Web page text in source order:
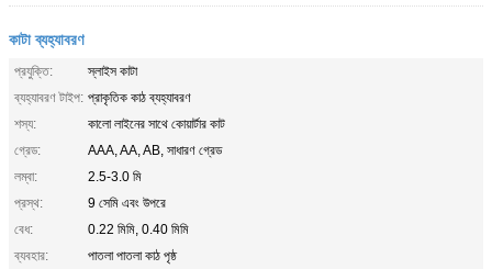
কাটা ব্যহ্যাবরণ
প্রযুক্তি:
স্লাইস কাটা
ব্যহ্যাবরণ টাইপ: প্রাকৃতিক কাঠ ব্যহ্যাবরণ
শস্য:
কালো লাইনের সাথে কোয়ার্টার কাট
গ্রেড:
AAA, AA, AB, সাধারণ গ্রেড
লম্বা:
2.5-3.0 মি
প্রস্থ:
9 সেমি এবং উপরে
বেধ:
0.22 মিমি, 0.40 মিমি
ব্যবহার:
পাতলা পাতলা কাঠ পৃষ্ঠ